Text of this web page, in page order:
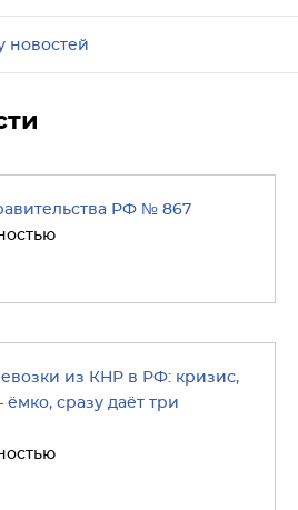
новостей
РФ № 867
из КНР в РФ: кризис,
сразу даёт три